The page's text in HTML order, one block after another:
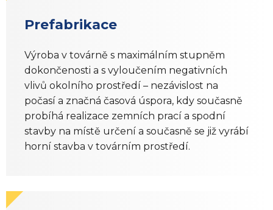
Prefabrikace
Výroba v továrně s maximálním stupněm
dokončenosti a s vyloučením negativních
vlivů okolního prostředí – nezávislost na
počasí a značná časová úspora, kdy současně
probíhá realizace zemních prací a spodní
stavby na místě určení a současně se již vyrábí
horní stavba v továrním prostředí.